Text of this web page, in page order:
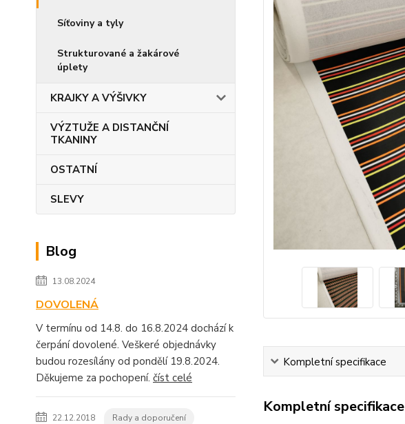
Síťoviny a tyly
Strukturované a žakárové
úplety
KRAJKY A VÝŠIVKY
VÝZTUŽE A DISTANČNÍ
TKANINY
OSTATNÍ
SLEVY
Blog
13.08.2024
DOVOLENÁ
V termínu od 14.8. do 16.8.2024 dochází k
čerpání dovolené. Veškeré objednávky
budou rozesílány od pondělí 19.8.2024.
Děkujeme za pochopení. číst celé
22.12.2018 Rady a doporučení
Kompletní specifikace
Kompletní specifikace